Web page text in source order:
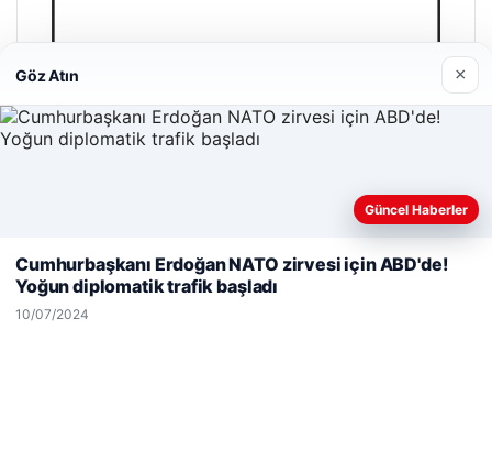
Web sitemizi nasıl kullandığınızı daha iyi anlayabilmek,
kullanıyoruz.Çerez Politikamız
Reddet
Göz Atın ×
Güncel Haberler
Cumhurbaşkanı Erdoğan NATO zirvesi için ABD'de!
Yoğun diplomatik trafik başladı
10/07/2024